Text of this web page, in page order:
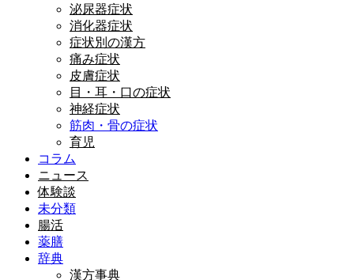
泌尿器症状
消化器症状
症状別の漢方
痛み症状
皮膚症状
目・耳・口の症状
神経症状
筋肉・骨の症状
育児
コラム
ニュース
体験談
未分類
腸活
薬膳
辞典
漢方事典